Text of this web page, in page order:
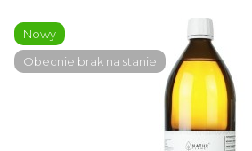
Nowy
Obecnie brak na stanie